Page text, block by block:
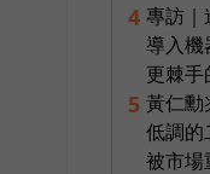
4 專訪
導入機
更棘手
5 黃仁勳
低調的
被市場